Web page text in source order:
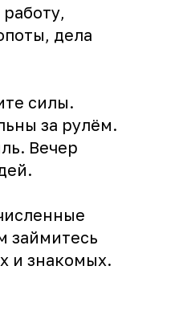
дела
силы.
за рулём.
Вечер
займитесь
и знакомых.